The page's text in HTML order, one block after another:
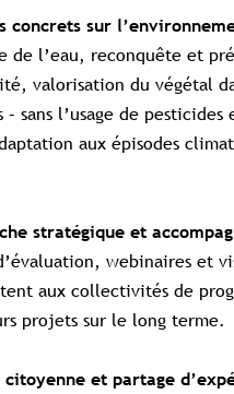
concrets sur
de l’eau, reconquête et
valorisation du végétal
– sans l’usage de pesticides
aux épisodes
stratégique et
webinaires et
aux collectivités de
projets sur le long terme.
et partage